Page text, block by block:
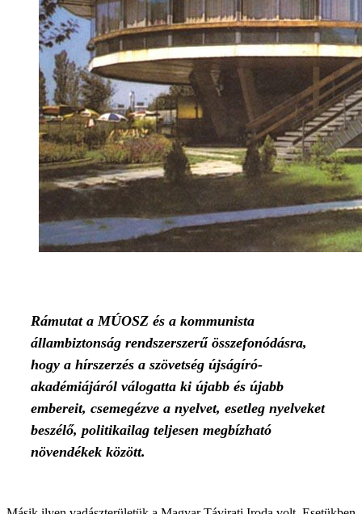
Rámutat a MÚOSZ és a kommunista
állambiztonság rendszerszerű összefonódásra,
hogy a hírszerzés a szövetség újságíró-
akadémiájáról válogatta ki újabb és újabb
embereit, csemegézve a nyelvet, esetleg nyelveket
beszélő, politikailag teljesen megbízható
növendékek között.